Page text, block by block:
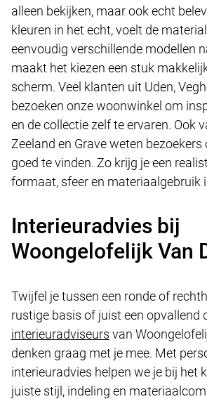
alleen bekijken, maar ook echt
kleuren in het echt, voelt de
eenvoudig verschillende modellen
maakt het kiezen een stuk
scherm. Veel klanten uit Uden,
bezoeken onze woonwinkel om
en de collectie zelf te ervaren. Ook
Zeeland en Grave weten
goed te vinden. Zo krijg je een
formaat, sfeer en materiaalgebruik
Interieuradvies bij
Woongelofelijk Van
Twijfel je tussen een ronde of
rustige basis of juist een opvallend
interieuradviseurs van
denken graag met je mee. Met
interieuradvies helpen we je bij het
juiste stijl, indeling en